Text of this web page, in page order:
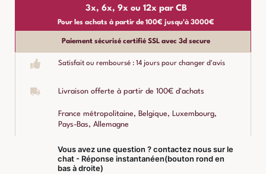
3x, 6x, 9x ou 12x par CB
Pour les achats à partir de 100€ jusqu'à 3000€
Paiement sécurisé certifié SSL avec 3d secure
Satisfait ou remboursé : 14 jours pour changer d'avis
Livraison offerte à partir de 100€ d'achats
France métropolitaine, Belgique, Luxembourg,
Pays-Bas, Allemagne
Vous avez une question ? contactez nous sur le
chat - Réponse instantanéen(bouton rond en
bas à droite)